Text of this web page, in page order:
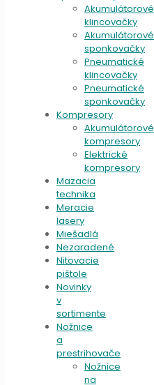
Akumulátorové
klincovačky
Akumulátorové
sponkovačky
Pneumatické
klincovačky
Pneumatické
sponkovačky
Kompresory
Akumulátorové
kompresory
Elektrické
kompresory
Mazacia
technika
Meracie
lasery
Miešadlá
Nezaradené
Nitovacie
pištole
Novinky
v
sortimente
Nožnice
a
prestrihovače
Nožnice
na